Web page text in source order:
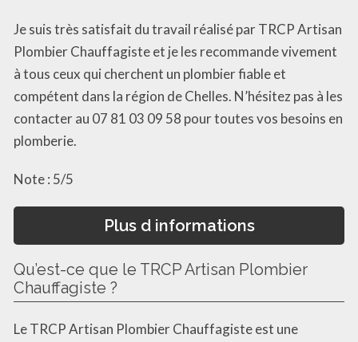
Je suis très satisfait du travail réalisé par TRCP Artisan
Plombier Chauffagiste et je les recommande vivement
à tous ceux qui cherchent un plombier fiable et
compétent dans la région de Chelles. N’hésitez pas à les
contacter au 07 81 03 09 58 pour toutes vos besoins en
plomberie.
Note : 5/5
Plus d informations
Qu’est-ce que le TRCP Artisan Plombier
Chauffagiste ?
Le TRCP Artisan Plombier Chauffagiste est une